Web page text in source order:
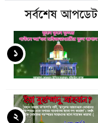
সর্বশেষ আপডেট
১
২